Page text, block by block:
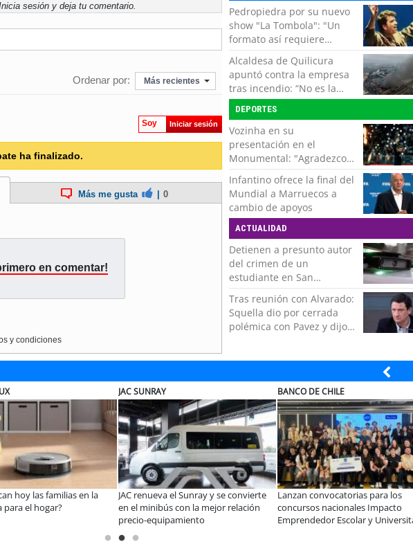
sesión y deja tu comentario.
Ordenar por: Más recientes
Soy Iniciar sesión
ha finalizado.
Más me gusta 0
en comentar!
y condiciones
Pedropiedra por su nuevo
show "La Tombola": "Un
formato así requiere
interactuar con el público,
echar la talla y no tener
miedo a equivocarse"
Alcaldesa de Quilicura
apuntó contra la empresa
tras incendio: “No es la
primera vez, es la cuarta”
DEPORTES
Vozinha en su
presentación en el
Monumental: "Agradezco
del fondo de mi corazón
por todo el cariño, el apoyo
del más grande de Chile"
Infantino ofrece la final del
Mundial a Marruecos a
cambio de apoyos
ACTUALIDAD
Detienen a presunto autor
del crimen de un
estudiante en San
Bernardo
Tras reunión con Alvarado:
Squella dio por cerrada
polémica con Pavez y dijo
de Minera El Abra
de Toconce que
en la minería
CHILEXPRESS
Chilexpress y Emprende tu Mente
sellan alianza para impulsar el
ecosistema emprendedor en Chile
HYUNDAI
¿Buscando un SUV eficiente y
para la ciudad? Hyundai presenta el
nuevo Venue